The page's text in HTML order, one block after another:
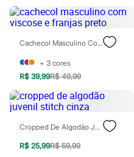
Jeans
Moda esportiva
Shorts e Bermudas
Todos os produtos
Em alta
Arrumadinho para os meninos
Romântico para as meninas
Inverno
Novidades
Roupas menina
0 a 24 meses
1 a 5 anos
4 a 12 anos
Cachecol Masculino Com Viscose E Franjas Preto
+ 3 cores
R$ 39,99R$ 49,99
Cropped De Algodão Juvenil Stitch Cinza
R$ 25,99R$ 59,99